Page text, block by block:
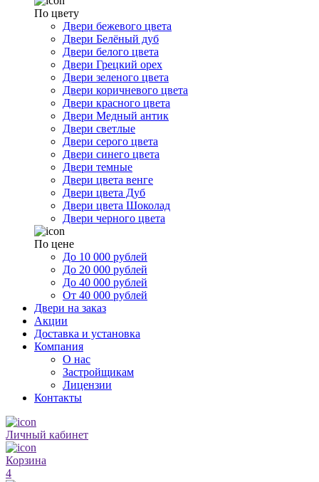
По цвету
Двери бежевого цвета
Двери Белёный дуб
Двери белого цвета
Двери Грецкий орех
Двери зеленого цвета
Двери коричневого цвета
Двери красного цвета
Двери Медный антик
Двери светлые
Двери серого цвета
Двери синего цвета
Двери темные
Двери цвета венге
Двери цвета Дуб
Двери цвета Шоколад
Двери черного цвета
По цене
До 10 000 рублей
До 20 000 рублей
До 40 000 рублей
От 40 000 рублей
Двери на заказ
Акции
Доставка и установка
Компания
О нас
Застройщикам
Лицензии
Контакты
Личный кабинет
Корзина
4